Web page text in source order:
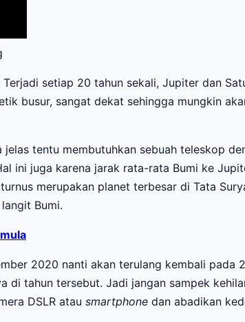
setiap 20 tahun sekali, Jupiter dan
busur, sangat dekat sehingga mungkin
tentu membutuhkan sebuah teleskop
ini juga karena jarak rata-rata Bumi ke
merupakan planet terbesar di Tata
Bumi.
2020 nanti akan terulang kembali pada
tahun tersebut. Jadi jangan sampek
DSLR atau smartphone dan abadikan